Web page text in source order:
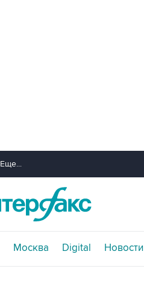
Еще...
Москва Digital Новости